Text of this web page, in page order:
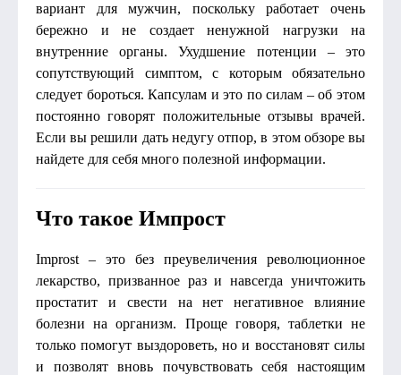
вариант для мужчин, поскольку работает очень
бережно и не создает ненужной нагрузки на
внутренние органы. Ухудшение потенции – это
сопутствующий симптом, с которым обязательно
следует бороться. Капсулам и это по силам – об этом
постоянно говорят положительные отзывы врачей.
Если вы решили дать недугу отпор, в этом обзоре вы
найдете для себя много полезной информации.
Что такое Импрост
Improst – это без преувеличения революционное
лекарство, призванное раз и навсегда уничтожить
простатит и свести на нет негативное влияние
болезни на организм. Проще говоря, таблетки не
только помогут выздороветь, но и восстановят силы
и позволят вновь почувствовать себя настоящим